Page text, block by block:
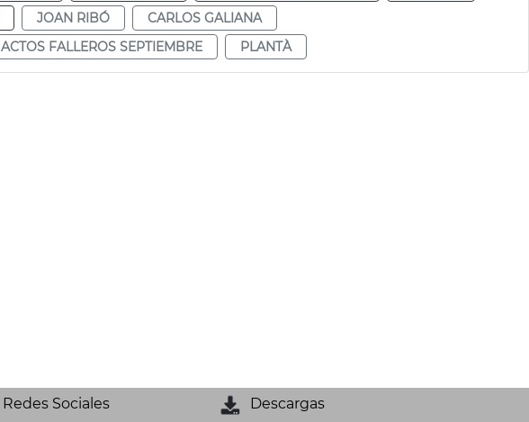
JOAN RIBÓ
CARLOS GALIANA
ACTOS FALLEROS SEPTIEMBRE PLANTÀ
Redes Sociales Descargas